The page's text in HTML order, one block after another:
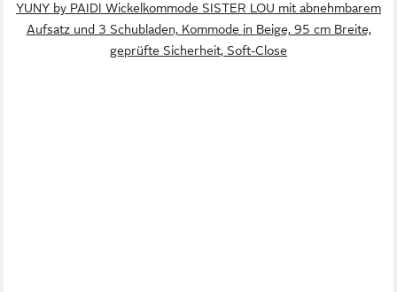
YUNY by PAIDI Wickelkommode SISTER LOU mit abnehmbarem
Aufsatz und 3 Schubladen, Kommode in Beige, 95 cm Breite,
geprüfte Sicherheit, Soft-Close